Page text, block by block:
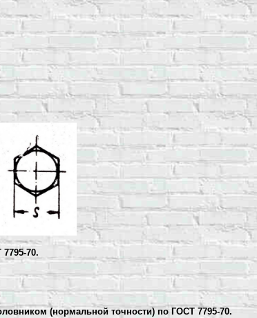
70.
(нормальной точности) по ГОСТ 7795-70.